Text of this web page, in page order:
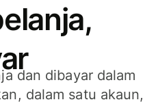
dan dibayar dalam
dalam satu akaun,